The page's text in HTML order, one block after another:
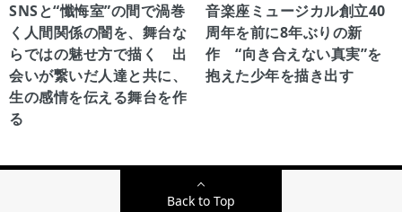
SNSと“懺悔室”の間で渦巻
く人間関係の闇を、舞台な
らではの魅せ方で描く 出
会いが繋いだ人達と共に、
生の感情を伝える舞台を作
る
音楽座ミュージカル創立40
周年を前に8年ぶりの新
作 “向き合えない真実”を
抱えた少年を描き出す
Back to Top